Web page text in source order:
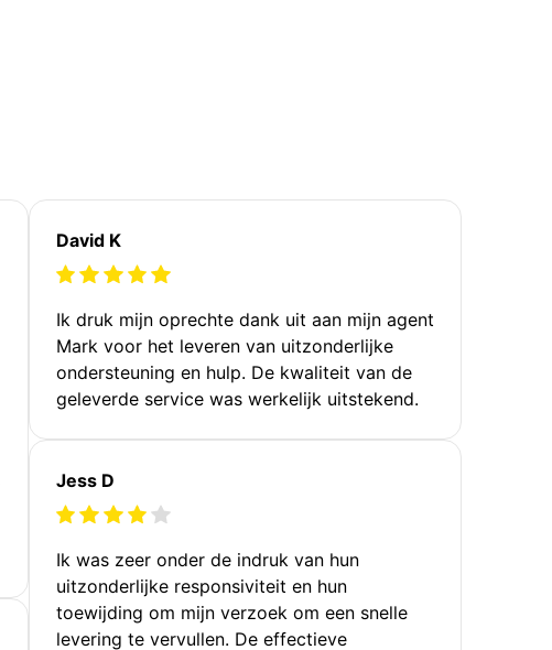
David K
Ik druk mijn oprechte dank uit aan mijn agent
Mark voor het leveren van uitzonderlijke
ondersteuning en hulp. De kwaliteit van de
geleverde service was werkelijk uitstekend.
Jess D
Ik was zeer onder de indruk van hun
uitzonderlijke responsiviteit en hun
toewijding om mijn verzoek om een snelle
levering te vervullen. De effectieve